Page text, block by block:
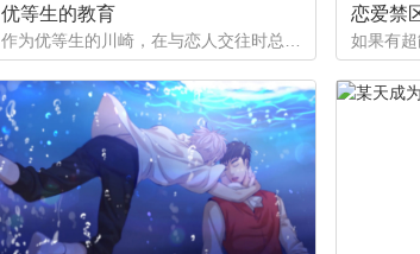
优等生的教育 恋爱禁